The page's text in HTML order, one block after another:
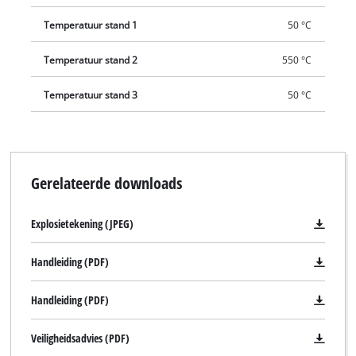
verschillende accessoires met het heteluchtpistool
meegeleverd, zodat het heteluchtpistool direct breed
breedstraalsmondstuk, een reflectormondstuk en een
straalsmondstuk.
Temperatuur stand 1 50 °C
Temperatuur stand 2 550 °C
Temperatuur stand 3 50 °C
Gerelateerde downloads
Explosietekening (JPEG)
Handleiding (PDF)
Handleiding (PDF)
Veiligheidsadvies (PDF)